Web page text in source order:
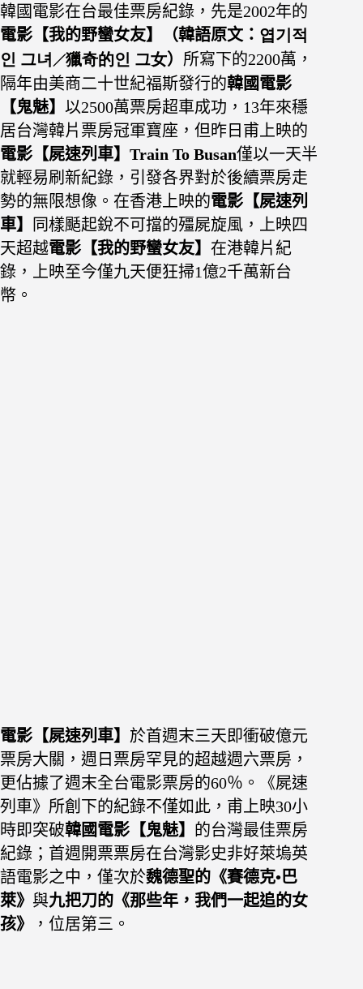
韓國電影在台最佳票房紀錄，先是2002年的
電影【我的野蠻女友】
（韓語原文： 엽기적
인 그녀 ／獵奇的인 그女） 所寫下的2200萬，
隔年由美商二十世紀福斯發行的韓國電影
【鬼魅】 以2500萬票房超車成功，13年來穩
居台灣韓片票房冠軍寶座，但昨日甫上映的
電影【屍速列車】 Train To Busan僅以一天半
就輕易刷新紀錄，引發各界對於後續票房走
勢的無限想像。 在香港上映的電影【屍速列
車】
同樣颳起銳不可擋的殭屍旋風，上映四
天超越電影【我的野蠻女友】 在港韓片紀
錄，上映至今僅九天便狂掃1億2千萬新台
幣。
電影【屍速列車】 於首週末三天即衝破億元
票房大關，週日票房罕見的超越週六票房，
更佔據了週末全台電影票房的60％。《屍速
列車》所創下的紀錄不僅如此，甫上映30小
時即突破韓國電影【鬼魅】 的台灣最佳票房
紀錄；首週開票票房在台灣影史非好萊塢英
語電影之中，僅次於魏德聖的《賽德克•巴
萊》 與九把刀的《那些年，我們一起追的女
孩》
，位居第三。